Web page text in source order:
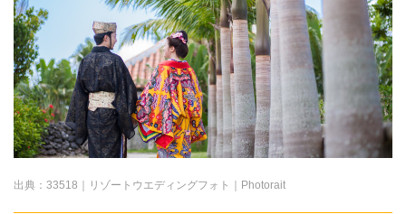
出典： 33518｜リゾートウエディングフォト｜Photorait